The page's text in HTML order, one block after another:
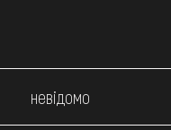
невідомо